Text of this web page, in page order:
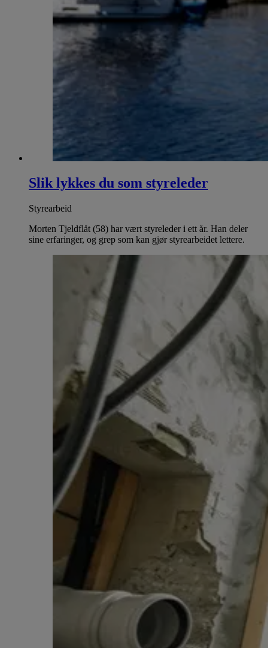
Slik lykkes du som styreleder
Styrearbeid
Morten Tjeldflåt (58) har vært styreleder i ett år. Han deler
sine erfaringer, og grep som kan gjør styrearbeidet lettere.